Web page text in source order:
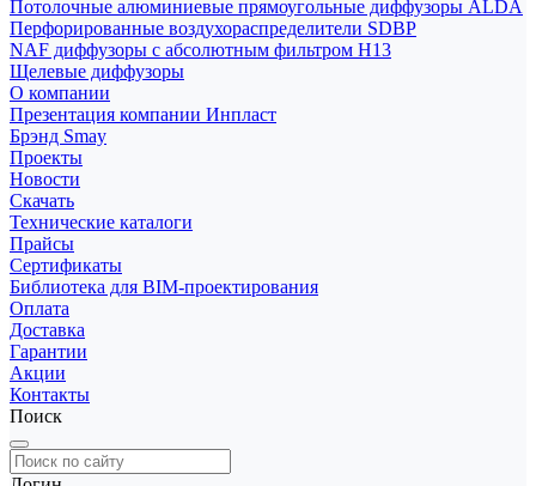
Потолочные алюминиевые прямоугольные диффузоры ALDA
Перфорированные воздухораспределители SDBP
NAF диффузоры с абсолютным фильтром Н13
Щелевые диффузоры
О компании
Презентация компании Инпласт
Брэнд Smay
Проекты
Новости
Скачать
Технические каталоги
Прайсы
Сертификаты
Библиотека для BIM-проектирования
Оплата
Доставка
Гарантии
Акции
Контакты
Поиск